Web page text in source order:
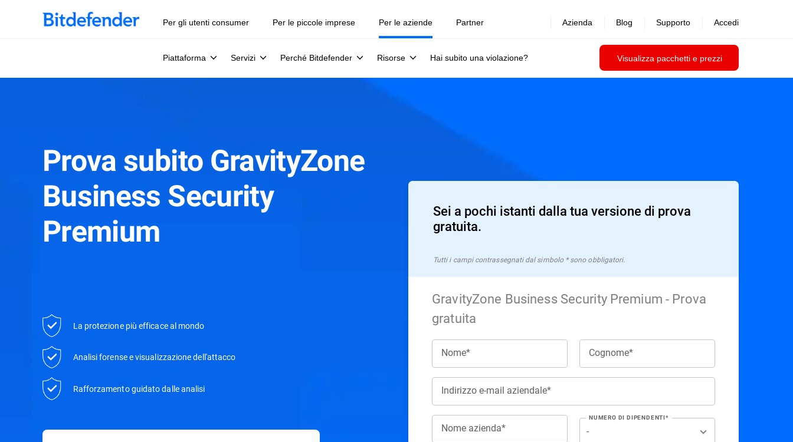
Per gli utenti consumer Per le piccole imprese Per le aziende
Piattaforma Servizi Perché Bitdefender Risorse Hai subito una violazione? Visualizza pacchetti e prezzi
Partner Azienda Blog Supporto Accedi
Prova subito GravityZone
Business Security
Premium
La protezione più efficace al mondo
Analisi forense e visualizzazione dell'attacco
Rafforzamento guidato dalle analisi
Sei a pochi istanti dalla tua versione di prova
gratuita.
Tutti i campi contrassegnati dal simbolo * sono obbligatori.
GravityZone Business Security Premium - Prova
gratuita
Nome* Cognome*
Indirizzo e-mail aziendale*
Nome azienda*
NUMERO DI DIPENDENTI*